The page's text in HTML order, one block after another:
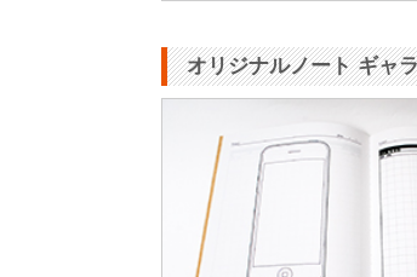
オリジナルノート ギャ